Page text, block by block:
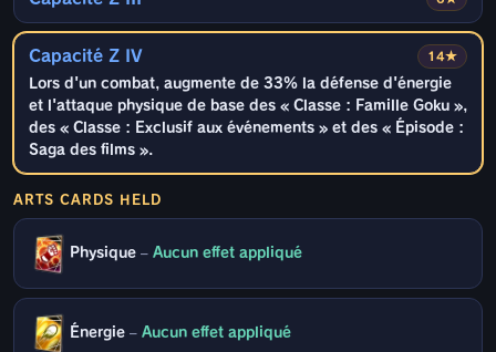
14★
Capacité Z IV
Lors d'un combat, augmente de 33% la défense d'énergie
et l'attaque physique de base des « Classe : Famille Goku »,
des « Classe : Exclusif aux événements » et des « Épisode :
Saga des films ».
ARTS CARDS HELD
Physique – Aucun effet appliqué
Énergie – Aucun effet appliqué